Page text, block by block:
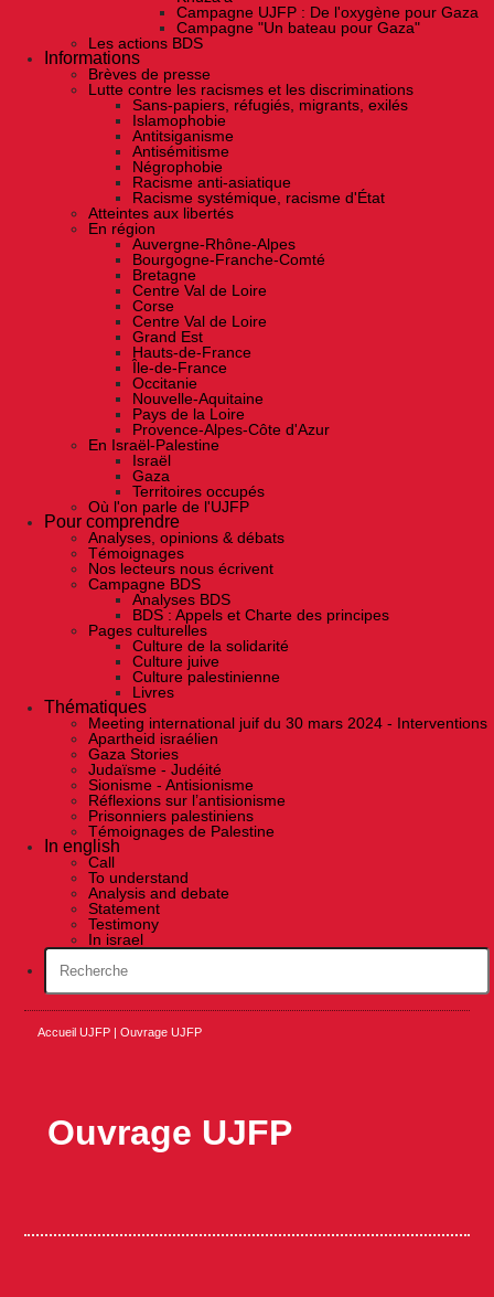
Campagne UJFP : De l'oxygène pour Gaza
Campagne "Un bateau pour Gaza"
Les actions BDS
Informations
Brèves de presse
Lutte contre les racismes et les discriminations
Sans-papiers, réfugiés, migrants, exilés
Islamophobie
Antitsiganisme
Antisémitisme
Négrophobie
Racisme anti-asiatique
Racisme systémique, racisme d'État
Atteintes aux libertés
En région
Auvergne-Rhône-Alpes
Bourgogne-Franche-Comté
Bretagne
Centre Val de Loire
Corse
Centre Val de Loire
Grand Est
Hauts-de-France
Île-de-France
Occitanie
Nouvelle-Aquitaine
Pays de la Loire
Provence-Alpes-Côte d'Azur
En Israël-Palestine
Israël
Gaza
Territoires occupés
Où l'on parle de l'UJFP
Pour comprendre
Analyses, opinions & débats
Témoignages
Nos lecteurs nous écrivent
Campagne BDS
Analyses BDS
BDS : Appels et Charte des principes
Pages culturelles
Culture de la solidarité
Culture juive
Culture palestinienne
Livres
Thématiques
Meeting international juif du 30 mars 2024 - Interventions
Apartheid israélien
Gaza Stories
Judaïsme - Judéité
Sionisme - Antisionisme
Réflexions sur l’antisionisme
Prisonniers palestiniens
Témoignages de Palestine
In english
Call
To understand
Analysis and debate
Statement
Testimony
In israel
Accueil UJFP| Ouvrage UJFP
Ouvrage UJFP